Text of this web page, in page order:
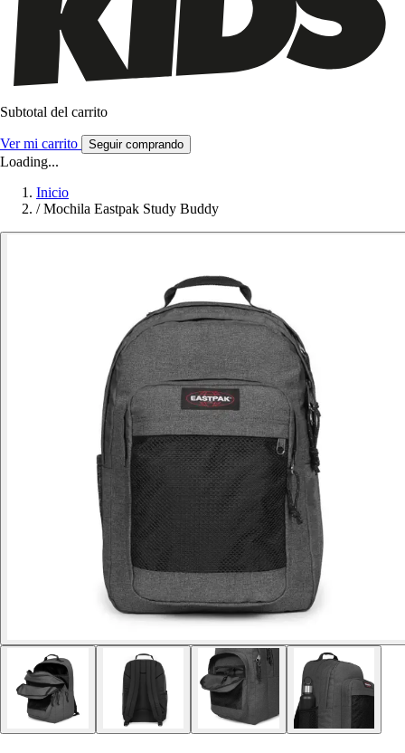
Subtotal del carrito
Ver mi carrito Seguir comprando
Loading...
Inicio
/ Mochila Eastpak Study Buddy